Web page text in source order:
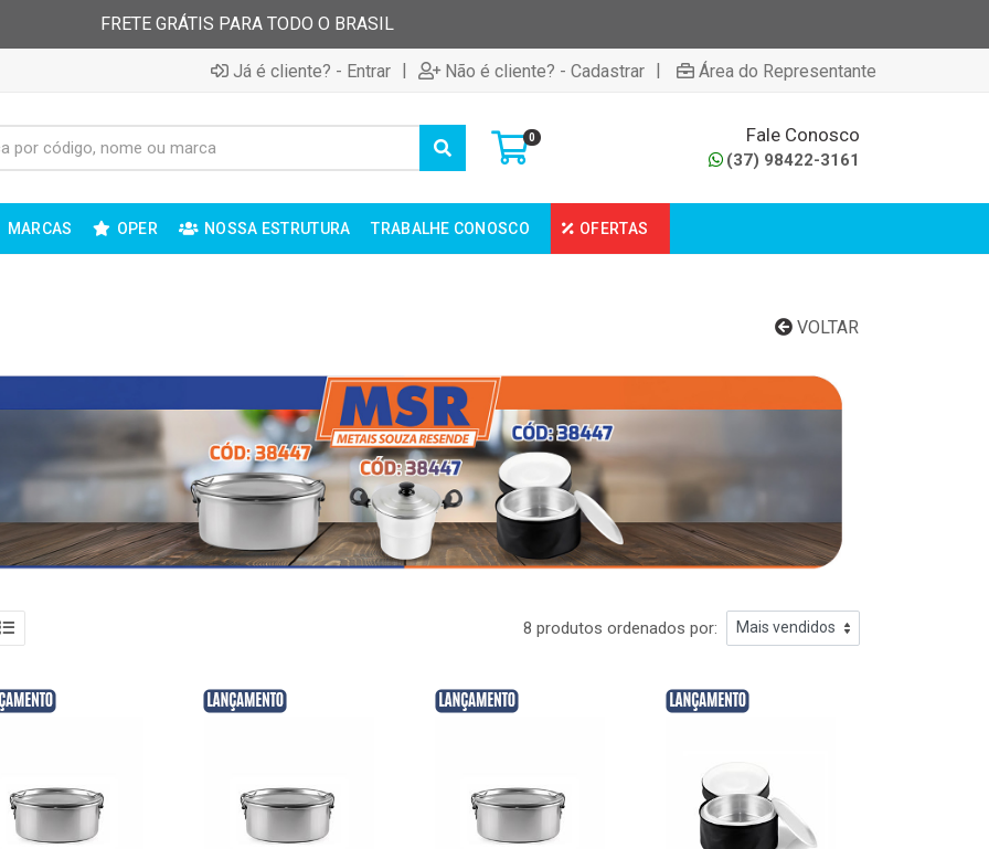
FRETE GRÁTIS PARA TODO O BRASIL
Já é cliente? - Entrar | Não é cliente? - Cadastrar | Área do Representante
0 Fale Conosco
(37) 98422-3161
MARCAS OPER NOSSA ESTRUTURA TRABALHE CONOSCO OFERTAS
VOLTAR
8 produtos ordenados por: